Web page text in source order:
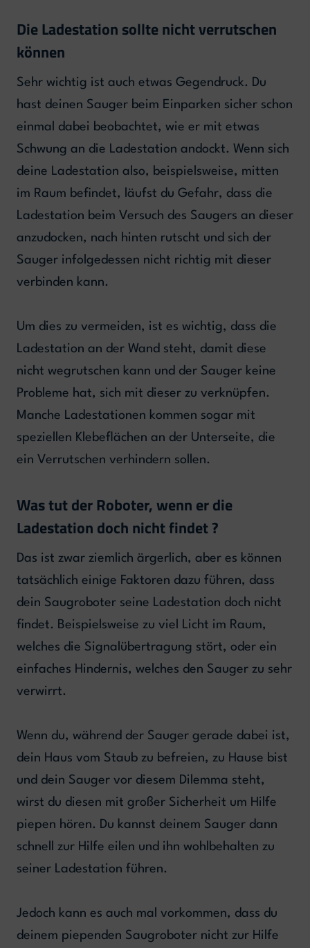
Die Ladestation sollte nicht verrutschen
können
Sehr wichtig ist auch etwas Gegendruck. Du
hast deinen Sauger beim Einparken sicher schon
einmal dabei beobachtet, wie er mit etwas
Schwung an die Ladestation andockt. Wenn sich
deine Ladestation also, beispielsweise, mitten
im Raum befindet, läufst du Gefahr, dass die
Ladestation beim Versuch des Saugers an dieser
anzudocken, nach hinten rutscht und sich der
Sauger infolgedessen nicht richtig mit dieser
verbinden kann.
Um dies zu vermeiden, ist es wichtig, dass die
Ladestation an der Wand steht, damit diese
nicht wegrutschen kann und der Sauger keine
Probleme hat, sich mit dieser zu verknüpfen.
Manche Ladestationen kommen sogar mit
speziellen Klebeflächen an der Unterseite, die
ein Verrutschen verhindern sollen.
Was tut der Roboter, wenn er die
Ladestation doch nicht findet ?
Das ist zwar ziemlich ärgerlich, aber es können
tatsächlich einige Faktoren dazu führen, dass
dein Saugroboter seine Ladestation doch nicht
findet. Beispielsweise zu viel Licht im Raum,
welches die Signalübertragung stört, oder ein
einfaches Hindernis, welches den Sauger zu sehr
verwirrt.
Wenn du, während der Sauger gerade dabei ist,
dein Haus vom Staub zu befreien, zu Hause bist
und dein Sauger vor diesem Dilemma steht,
wirst du diesen mit großer Sicherheit um Hilfe
piepen hören. Du kannst deinem Sauger dann
schnell zur Hilfe eilen und ihn wohlbehalten zu
seiner Ladestation führen.
Jedoch kann es auch mal vorkommen, dass du
deinem piependen Saugroboter nicht zur Hilfe